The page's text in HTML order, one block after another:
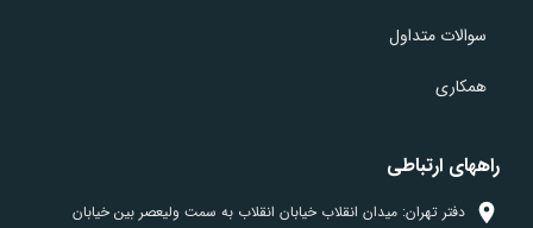
سوالات متداول
همکاری
راههای ارتباطی
دفتر تهران: میدان انقلاب خیابان انقلاب به سمت ولیعصر بین خیابان